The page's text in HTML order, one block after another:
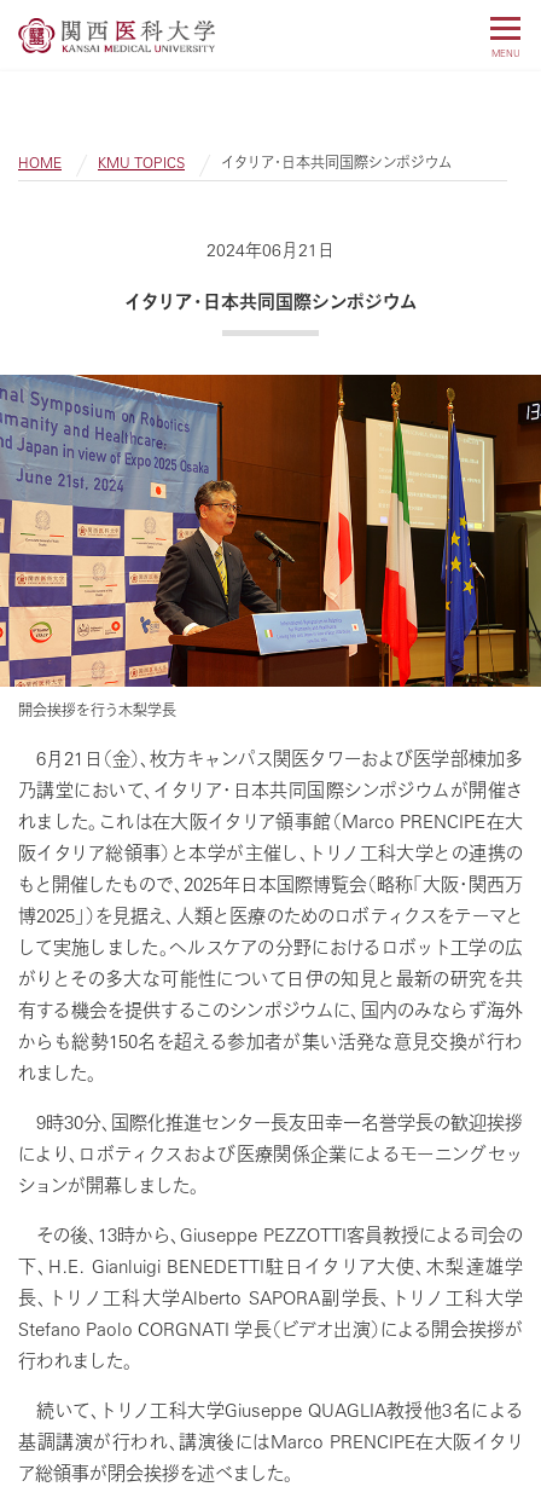
MENU
HOME KMU TOPICS イタリア・日本共同国際シンポジウム
2024年06月21日
イタリア・日本共同国際シンポジウム
開会挨拶を行う木梨学長
6月21日（金）、枚方キャンパス関医タワーおよび医学部棟加多
乃講堂において、イタリア・日本共同国際シンポジウムが開催さ
れました。これは在大阪イタリア領事館（Marco PRENCIPE在大
阪イタリア総領事）と本学が主催し、トリノ工科大学との連携の
もと開催したもので、2025年日本国際博覧会（略称「大阪・関西万
博2025」）を見据え、人類と医療のためのロボティクスをテーマと
して実施しました。ヘルスケアの分野におけるロボット工学の広
がりとその多大な可能性について日伊の知見と最新の研究を共
有する機会を提供するこのシンポジウムに、国内のみならず海外
からも総勢150名を超える参加者が集い活発な意見交換が行わ
れました。
9時30分、国際化推進センター長友田幸一名誉学長の歓迎挨拶
により、ロボティクスおよび医療関係企業によるモーニングセッ
ションが開幕しました。
その後、13時から、Giuseppe PEZZOTTI客員教授による司会の
下、H.E. Gianluigi BENEDETTI駐日イタリア大使、木梨達雄学
長、トリノ工科大学Alberto SAPORA副学長、トリノ工科大学
Stefano Paolo CORGNATI 学長（ビデオ出演）による開会挨拶が
行われました。
続いて、トリノ工科大学Giuseppe QUAGLIA教授他3名による
基調講演が行われ、講演後にはMarco PRENCIPE在大阪イタリ
ア総領事が閉会挨拶を述べました。